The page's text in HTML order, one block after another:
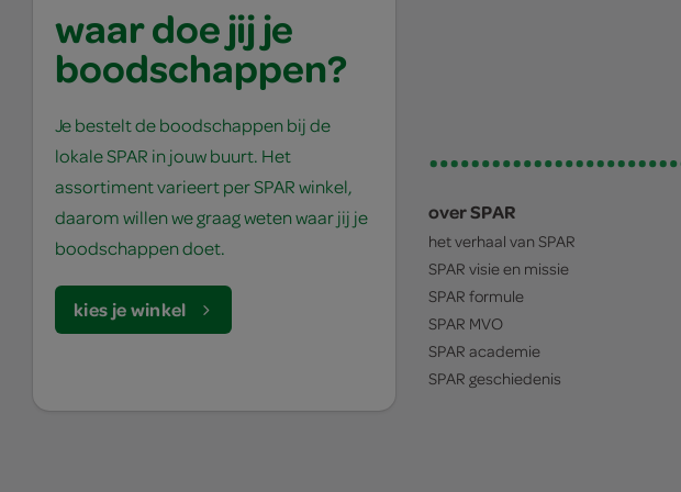
waar doe jij je
boodschappen?
Je bestelt de boodschappen bij de
lokale SPAR in jouw buurt. Het
assortiment varieert per SPAR winkel,
daarom willen we graag weten waar jij je
boodschappen doet.
kies je winkel
over SPAR
het verhaal van SPAR
SPAR visie en missie
SPAR formule
SPAR MVO
SPAR academie
SPAR geschiedenis